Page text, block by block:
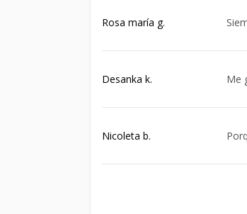
Rosa maría g.
Desanka k. Me
Nicoleta b.